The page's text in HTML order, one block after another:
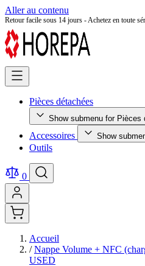
Aller au contenu
Retour facile sous 14 jours - Achetez en toute
Pièces détachées
Show submenu for Pièces
Accessoires Show
Outils
0
Accueil
/ Nappe Volume + NFC
USED